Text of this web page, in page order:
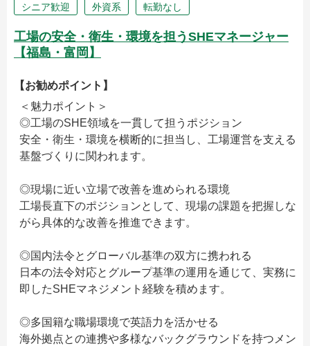
シニア歓迎 外資系 転勤なし
工場の安全・衛生・環境を担うSHEマネージャー
【福島・富岡】
【お勧めポイント】
＜魅力ポイント＞
◎工場のSHE領域を一貫して担うポジション
安全・衛生・環境を横断的に担当し、工場運営を支える
基盤づくりに関われます。
◎現場に近い立場で改善を進められる環境
工場長直下のポジションとして、現場の課題を把握しな
がら具体的な改善を推進できます。
◎国内法令とグローバル基準の双方に携われる
日本の法令対応とグループ基準の運用を通じて、実務に
即したSHEマネジメント経験を積めます。
◎多国籍な職場環境で英語力を活かせる
海外拠点との連携や多様なバックグラウンドを持つメン